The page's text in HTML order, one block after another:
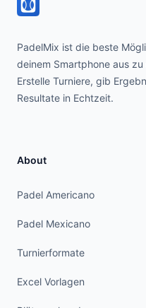
PadelMix ist die beste
deinem Smartphone aus
Erstelle Turniere, gib
Resultate in Echtzeit.
About
Padel Americano
Padel Mexicano
Turnierformate
Excel Vorlagen